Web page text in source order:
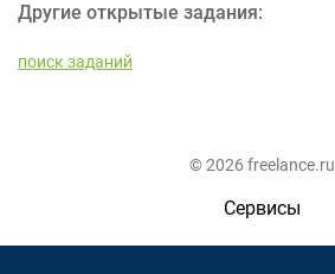
Другие открытые задания:
поиск заданий
© 2026 freelance.ru
Сервисы
Помощь